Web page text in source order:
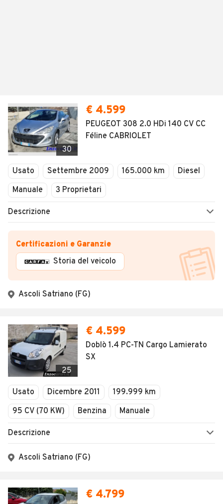
30
€ 4.599
PEUGEOT 308 2.0 HDi 140 CV CC
Féline CABRIOLET
Usato Settembre 2009 165.000 km
Diesel
Manuale
3 Proprietari
Descrizione
Certificazioni e Garanzie
Storia del veicolo
Ascoli Satriano (FG)
25
€ 4.599
Doblò 1.4 PC-TN Cargo Lamierato
SX
Usato Dicembre 2011
199.999 km
95 CV (70 KW)
Benzina Manuale
Descrizione
Ascoli Satriano (FG)
€ 4.799